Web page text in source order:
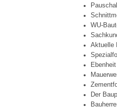
WU-
Aktuelle
Der